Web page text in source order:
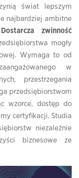
świat lepszym
najbardziej ambitne
Dostarcza zwinność
mogły
Wymaga to od
w
przestrzegania
przedsiębiorstwom
wzorce, dostęp do
certyfikacji. Studia
niezależnie
biznesowe ze